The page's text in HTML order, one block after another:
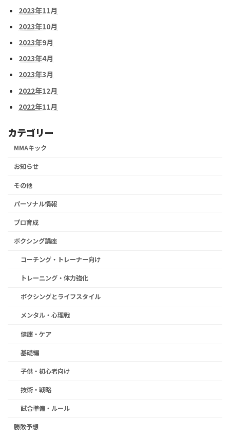
2023年11月
2023年10月
2023年9月
2023年4月
2023年3月
2022年12月
2022年11月
カテゴリー
MMAキック
お知らせ
その他
パーソナル情報
プロ育成
ボクシング講座
コーチング・トレーナー向け
トレーニング・体力強化
ボクシングとライフスタイル
メンタル・心理戦
健康・ケア
基礎編
子供・初心者向け
技術・戦略
試合準備・ルール
勝敗予想